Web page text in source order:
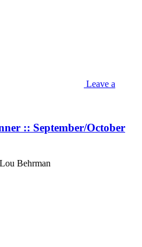
Leave a
:: September/October
Behrman